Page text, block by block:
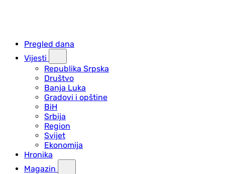
Pregled dana
Vijesti
Republika Srpska
Društvo
Banja Luka
Gradovi i opštine
BiH
Srbija
Region
Svijet
Ekonomija
Hronika
Magazin